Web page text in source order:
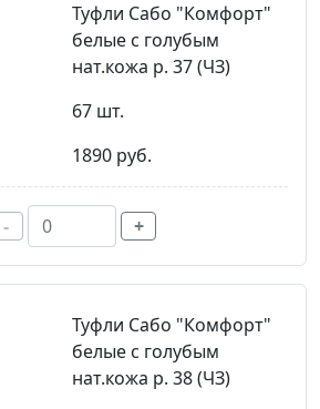
Туфли Сабо "Комфорт"
белые с голубым
нат.кожа р. 37 (ЧЗ)
67 шт.
1890 руб.
- +
Туфли Сабо "Комфорт"
белые с голубым
нат.кожа р. 38 (ЧЗ)